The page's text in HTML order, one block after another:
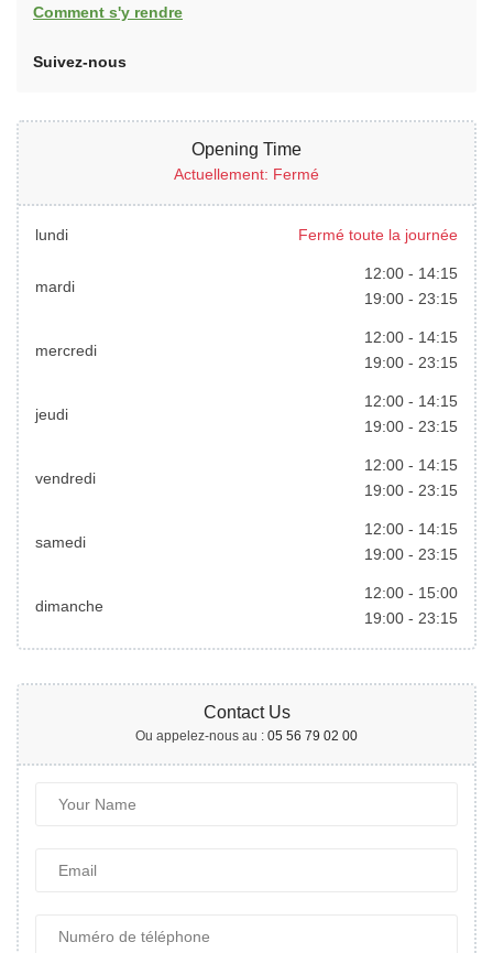
Comment s'y rendre
Suivez-nous
Opening Time
Actuellement: Fermé
lundi Fermé toute la journée
mardi
12:00 - 14:15
19:00 - 23:15
mercredi
12:00 - 14:15
19:00 - 23:15
jeudi
12:00 - 14:15
19:00 - 23:15
vendredi
12:00 - 14:15
19:00 - 23:15
samedi
12:00 - 14:15
19:00 - 23:15
dimanche
12:00 - 15:00
19:00 - 23:15
Contact Us
Ou appelez-nous au : 05 56 79 02 00